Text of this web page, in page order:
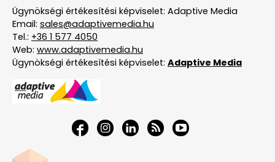
Ügynökségi értékesítési képviselet: Adaptive Media
Email: sales@adaptivemedia.hu
Tel.: +36 1 577 4050
Web: www.adaptivemedia.hu
Ügynökségi értékesítési képviselet: Adaptive Media